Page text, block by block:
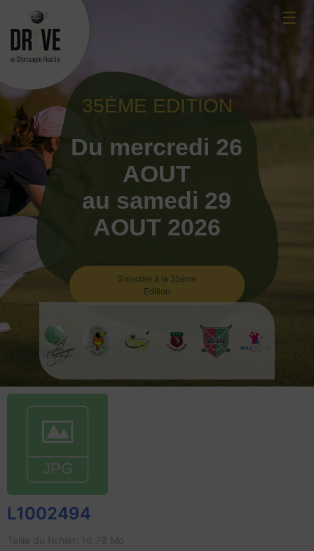
content
☰
35ÈME EDITION
Du mercredi 26
AOUT
au samedi 29
AOUT 2026
S'inscrire à la 35ème
Edition
L1002494